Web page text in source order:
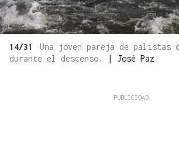
14/31
Una joven pareja de palistas
durante el descenso.
| José Paz